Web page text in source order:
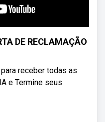
DE RECLAMAÇÃO
receber todas as
e Termine seus